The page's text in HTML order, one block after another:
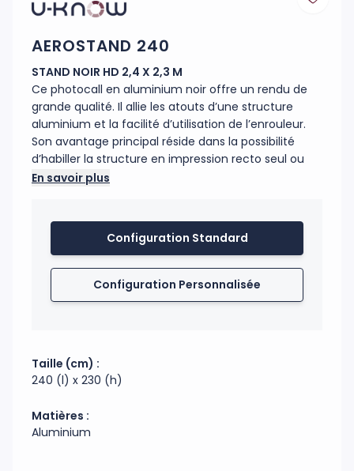
AEROSTAND 240
STAND NOIR HD 2,4 X 2,3 M
Ce photocall en aluminium noir offre un rendu de
grande qualité. Il allie les atouts d’une structure
aluminium et la facilité d’utilisation de l’enrouleur.
Son avantage principal réside dans la possibilité
d’habiller la structure en impression recto seul ou
recto/verso. La housse recouvre la structure en
(important : le sac ne peut pas contenir le visuel
produit). Son poids léger en fait une structure
exclusivement.
En savoir plus
Configuration Standard
Configuration Personnalisée
Taille (cm) :
240 (l) x 230 (h)
Matières :
Aluminium